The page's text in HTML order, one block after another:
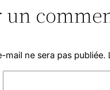
un
mail ne sera pas publiée.